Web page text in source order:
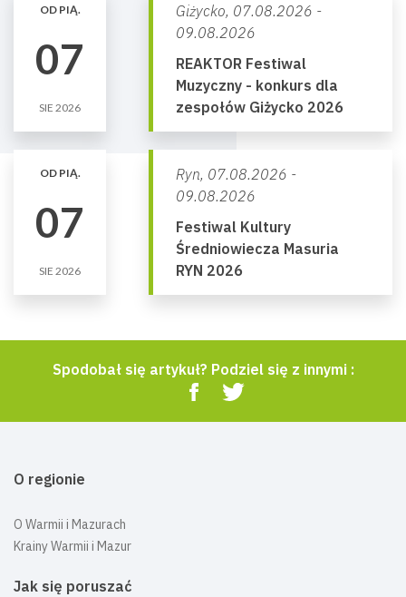
OD PIĄ.
07
SIE 2026
Giżycko, 07.08.2026 -
09.08.2026
REAKTOR Festiwal
Muzyczny - konkurs dla
zespołów Giżycko 2026
OD PIĄ.
07
SIE 2026
Ryn, 07.08.2026 -
09.08.2026
Festiwal Kultury
Średniowiecza Masuria
RYN 2026
Spodobał się artykuł? Podziel się z innymi :
O regionie
O Warmii i Mazurach
Krainy Warmii i Mazur
Jak się poruszać